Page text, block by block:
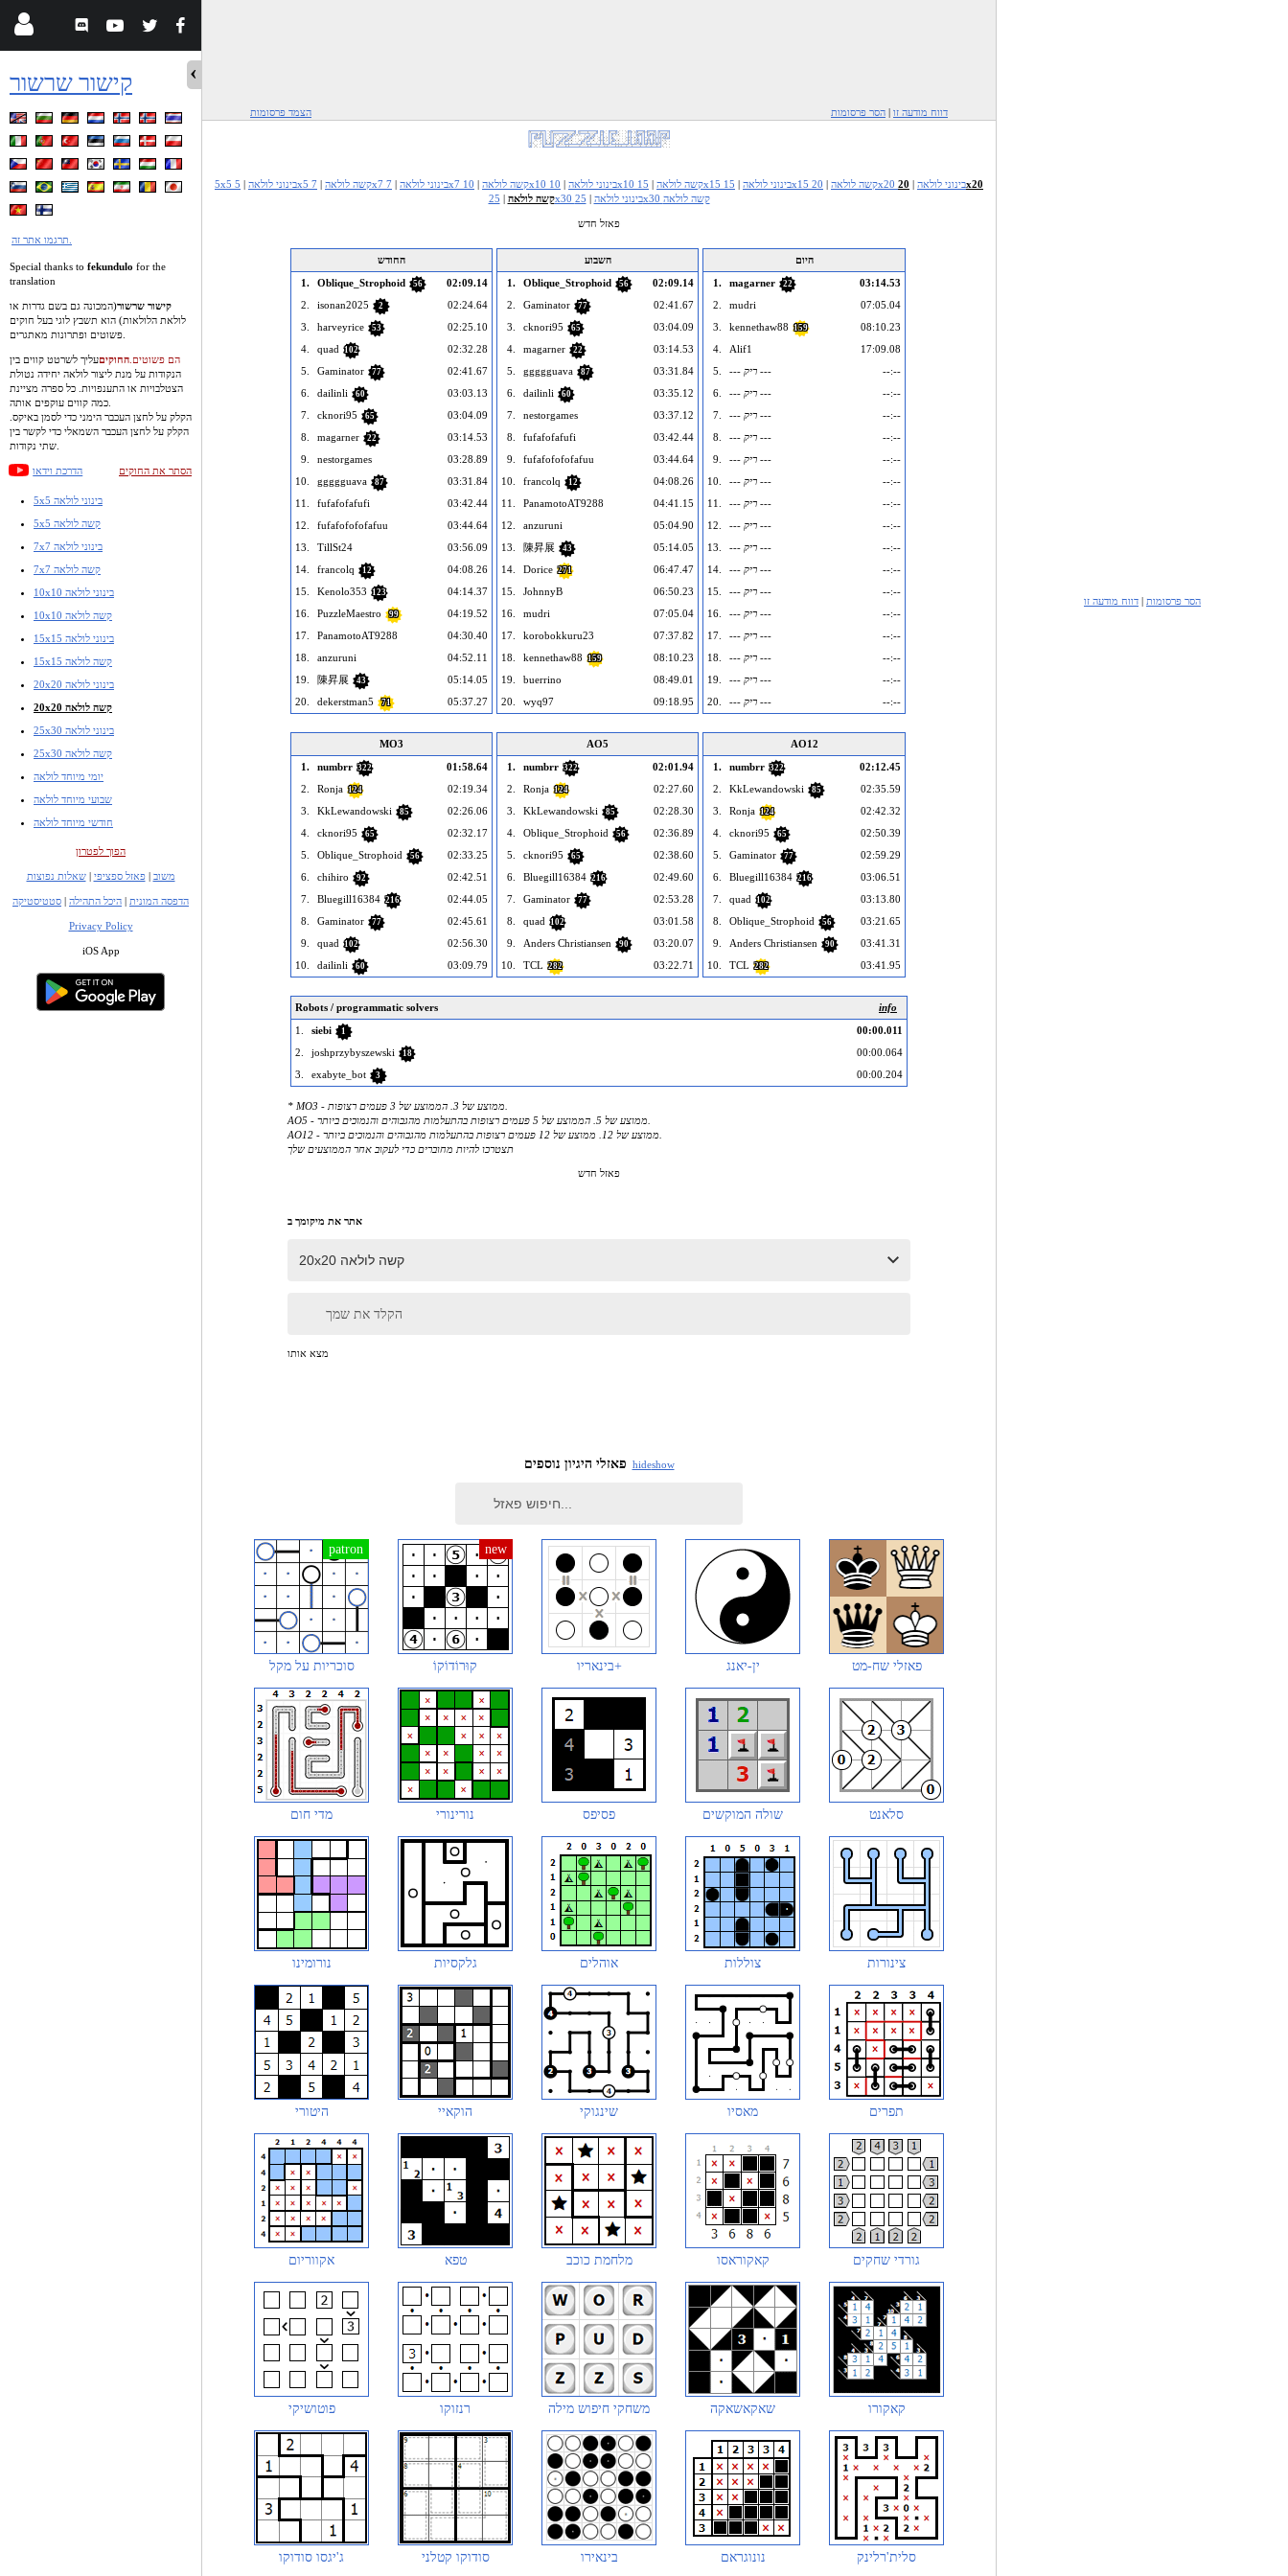
קישור שרשור
Special thanks to fekundulo for the
translation
קישור שרשור(המכונה גם בשם גדרות או
לולאת הלולאות) הוא תשבץ לוגי בעל חוקים
הם פשוטים. החוקיםעליך לשרטט קווים בין
הנקודות על מנת ליצור לולאה יחידה נטולת
הצטלבויות או התענפויות. כל ספרה מציינת
הקלק על לחצן העכבר הימני כדי לסמן באיקס.
הקלק על לחצן העכבר השמאלי כדי לקשר בין
הדרכת וידאו הסתר את החוקים
5x5 בינוני לולאה
5x5 קשה לולאה
7x7 בינוני לולאה
7x7 קשה לולאה
10x10 בינוני לולאה
10x10 קשה לולאה
15x15 בינוני לולאה
15x15 קשה לולאה
20x20 בינוני לולאה
20x20 קשה לולאה
25x30 בינוני לולאה
25x30 קשה לולאה
יומי מיוחד לולאה
שבועי מיוחד לולאה
חודשי מיוחד לולאה
הפוך לפטרון
משוב |פאזל ספציפי |שאלות נפוצות
הדפסה המונית | היכל התהילה | סטטיסטיקה
Privacy Policy
iOS App
הצמד פרסומות הסר פרסומות | דווח מודעה זו
5x5 בינוני לולאה | 5x5 קשה לולאה | 7x7 בינוני לולאה | 7x7 קשה לולאה | 10x10 בינוני לולאה | 10x10 קשה לולאה | 15x15 בינוני לולאה | 15x15 קשה לולאה | 20x20 בינוני לולאה |
20x20
קשה לולאה | 25x30 בינוני לולאה | 25x30 קשה לולאה
פאזל חדש
החודש
1.
Oblique_Strophoid 56
02:09.14
2.
isonan2025 2
02:24.64
3.
harveyrice 53
02:25.10
4.
quad 102
02:32.28
5.
Gaminator 77
02:41.67
6.
dailinli 60
03:03.13
7.
cknori95 65
03:04.09
8.
magarner 22
03:14.53
9.
nestorgames
03:28.89
10.
ggggguava 87
03:31.84
11.
fufafofafufi
03:42.44
12.
fufafofofofafuu
03:44.64
13.
TillSt24
03:56.09
14.
francolq 12
04:08.26
15.
Kenolo353 123
04:14.37
16.
PuzzleMaestro 99
04:19.52
17.
PanamotoAT9288
04:30.40
18.
anzuruni
04:52.11
19.
陳昇展 43
05:14.05
20.
dekerstman5 71 05:37.27
השבוע
1.
Oblique_Strophoid 56
02:09.14
2.
Gaminator 77
02:41.67
3.
cknori95 65
03:04.09
4.
magarner 22
03:14.53
5.
ggggguava 87
03:31.84
6.
dailinli 60
03:35.12
7.
nestorgames
03:37.12
8.
fufafofafufi
03:42.44
9.
fufafofofofafuu
03:44.64
10.
francolq 12
04:08.26
11.
PanamotoAT9288
04:41.15
12.
anzuruni
05:04.90
13.
陳昇展 43
05:14.05
14.
Dorice 271
06:47.47
15.
JohnnyB
06:50.23
16.
mudri
07:05.04
17.
korobokkuru23
07:37.82
18.
kennethaw88 159
08:10.23
19.
buerrino
08:49.01
20.
wyq97 09:18.95
היום
1.
magarner 22
03:14.53
2.
mudri
07:05.04
3.
kennethaw88 159
08:10.23
4.
Alif1
17:09.08
5.
--- ריק ---
--:--
6.
--- ריק ---
--:--
7.
--- ריק ---
--:--
8.
--- ריק ---
--:--
9.
--- ריק ---
--:--
10.
--- ריק ---
--:--
11.
--- ריק ---
--:--
12.
--- ריק ---
--:--
13.
--- ריק ---
--:--
14.
--- ריק ---
--:--
15.
--- ריק ---
--:--
16.
--- ריק ---
--:--
17.
--- ריק ---
--:--
18.
--- ריק ---
--:--
19.
--- ריק ---
--:--
20.
--- ריק --- --:--
MO3
1.
numbrr 322
01:58.64
2.
Ronja 124
02:19.34
3.
KkLewandowski 85
02:26.06
4.
cknori95 65
02:32.17
5.
Oblique_Strophoid 56
02:33.25
6.
chihiro 92
02:42.51
7.
Bluegill16384 216
02:44.05
8.
Gaminator 77
02:45.61
9.
quad 102
02:56.30
10.
dailinli 60 03:09.79
AO5
1.
numbrr 322
02:01.94
2.
Ronja 124
02:27.60
3.
KkLewandowski 85
02:28.30
4.
Oblique_Strophoid 56
02:36.89
5.
cknori95 65
02:38.60
6.
Bluegill16384 216
02:49.60
7.
Gaminator 77
02:53.28
8.
quad 102
03:01.58
9.
Anders Christiansen 90
03:20.07
10.
TCL 282 03:22.71
AO12
1.
numbrr 322
02:12.45
2.
KkLewandowski 85
02:35.59
3.
Ronja 124
02:42.32
4.
cknori95 65
02:50.39
5.
Gaminator 77
02:59.29
6.
Bluegill16384 216
03:06.51
7.
quad 102
03:13.80
8.
Oblique_Strophoid 56
03:21.65
9.
Anders Christiansen 90
03:41.31
10.
TCL 282 03:41.95
Robots / programmatic solvers
info
1.
siebi 1
00:00.011
2.
joshprzybyszewski 18
00:00.064
3.
exabyte_bot 3 00:00.204
תצטרכו להיות מחוברים כדי לעקוב אחר הממוצעים שלך
פאזל חדש
אתר את מיקומך ב
הקלד את שמך
מצא אותו
פאזלי היגיון נוספים hideshow
סוכריות על מקל קוּרוֹדוֹקוֹ בינאריו+ ין-יאנג פאזלי שח-מט
מדי חום נורינורי פסיפס שולה המוקשים סלאנט
נורומינו גלקסיות אוהלים צוללות צינורות
היטורי הוקאיי שינגוקי מאסיו תפרים
אקווריום טפא מלחמת כוכב קאקוראסו גורדי שחקים
פוטושיקי רנזוקו משחקי חיפוש מילה שאקאשאקה קאקורו
ג'יגסו סודוקו סודוקו קטלני בינאירו נונוגראם סלית'רלינק
הסר פרסומות | דווח מודעה זו